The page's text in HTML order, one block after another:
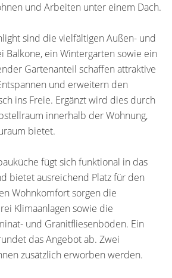
und Arbeiten unter einem Dach.
sind die vielfältigen Außen- und
Balkone, ein Wintergarten sowie ein
Gartenanteil schaffen attraktive
und erweitern den
ins Freie. Ergänzt wird dies durch
innerhalb der Wohnung,
bietet.
fügt sich funktional in das
bietet ausreichend Platz für den
Wohnkomfort sorgen die
Klimaanlagen sowie die
und Granitfliesenböden. Ein
das Angebot ab. Zwei
zusätzlich erworben werden.